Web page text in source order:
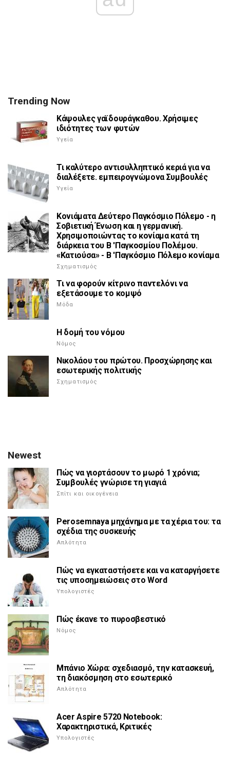
Trending Now
Κάψουλες γαϊδουράγκαθου. Χρήσιμες
ιδιότητες των φυτών
Υγεία
Τι καλύτερο αντισυλληπτικό κεριά για να
διαλέξετε. εμπειρογνώμονα Συμβουλές
Υγεία
Κονιάματα Δεύτερο Παγκόσμιο Πόλεμο - η
Σοβιετική Ένωση και η γερμανική.
Χρησιμοποιώντας το κονίαμα κατά τη
διάρκεια του Β 'Παγκοσμίου Πολέμου.
«Κατιούσα» - Β 'Παγκόσμιο Πόλεμο κονίαμα
Σχηματισμός
Τι να φορούν κίτρινο παντελόνι να
εξετάσουμε το κομψό
Μόδα
Η δομή του νόμου
Νόμος
Νικολάου του πρώτου. Προσχώρησης και
εσωτερικής πολιτικής
Σχηματισμός
Newest
Πώς να γιορτάσουν το μωρό 1 χρόνια;
Συμβουλές γνώρισε τη γιαγιά
Σπίτι και οικογένεια
Perosemnaya μηχάνημα με τα χέρια του: τα
σχέδια της συσκευής
Απλότητα
Πώς να εγκαταστήσετε και να καταργήσετε
τις υποσημειώσεις στο Word
Υπολογιστές
Πώς έκανε το πυροσβεστικό
Νόμος
Μπάνιο Χώρα: σχεδιασμό, την κατασκευή,
τη διακόσμηση στο εσωτερικό
Απλότητα
Acer Aspire 5720 Notebook:
Χαρακτηριστικά, Κριτικές
Υπολογιστές